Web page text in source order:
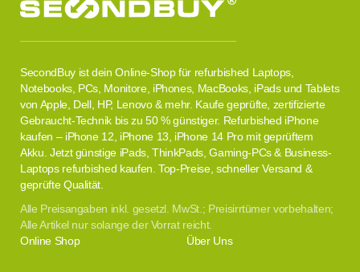
SecondBuy ist dein Online-Shop für refurbished Laptops,
Notebooks, PCs, Monitore, iPhones, MacBooks, iPads und Tablets
von Apple, Dell, HP, Lenovo & mehr. Kaufe geprüfte, zertifizierte
Gebraucht-Technik bis zu 50 % günstiger. Refurbished iPhone
kaufen – iPhone 12, iPhone 13, iPhone 14 Pro mit geprüftem
Akku. Jetzt günstige iPads, ThinkPads, Gaming-PCs & Business-
Laptops refurbished kaufen. Top-Preise, schneller Versand &
geprüfte Qualität.
Alle Preisangaben inkl. gesetzl. MwSt.; Preisirrtümer vorbehalten;
Alle Artikel nur solange der Vorrat reicht.
Online Shop Über Uns